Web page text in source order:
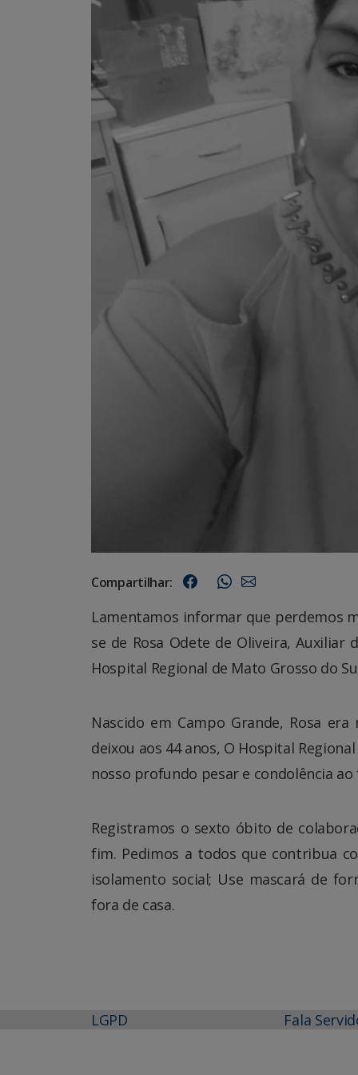
Compartilhar:
Lamentamos informar que perdemos
se de Rosa Odete de Oliveira, Auxiliar
Hospital Regional de Mato Grosso do
Nascido em Campo Grande, Rosa
deixou aos 44 anos, O Hospital
nosso profundo pesar e condolência ao
Registramos o sexto óbito de
fim. Pedimos a todos que contribua
isolamento social; Use mascará de
fora de casa.
LGPD Fala